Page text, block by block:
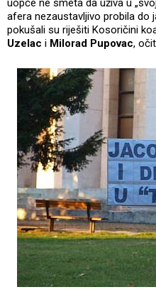
uopće ne smeta da uživa u
afera nezaustavljivo probila do
pokušali su riješiti Kosoričini
Uzelac i Milorad Pupovac,